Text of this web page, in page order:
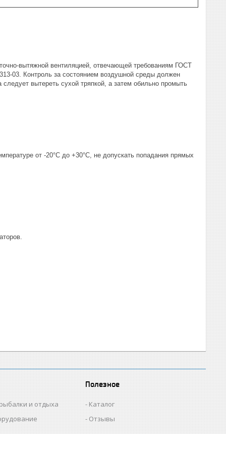
вытяжной вентиляцией, отвечающей требованиям ГОСТ
03. Контроль за состоянием воздушной среды должен
вытереть сухой тряпкой, а затем обильно промыть
от -20°С до +30°С, не допускать попадания прямых
и отдыха
Полезное
Каталог
Отзывы